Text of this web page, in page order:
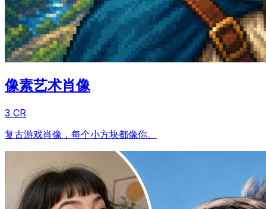
像素艺术肖像
3 CR
复古游戏肖像，每个小方块都像你。